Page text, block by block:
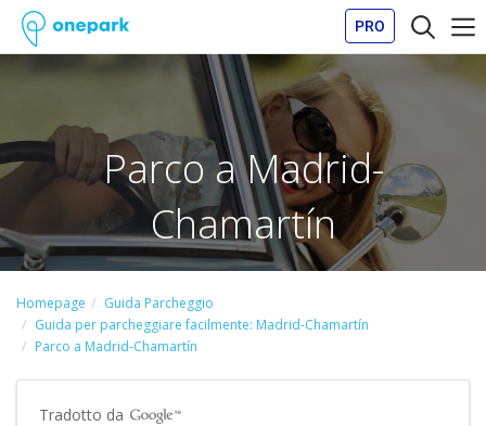
PRO
Parco a Madrid-
Chamartín
Homepage
Guida Parcheggio
Guida per parcheggiare facilmente: Madrid-Chamartín
Parco a Madrid-Chamartín
Tradotto da